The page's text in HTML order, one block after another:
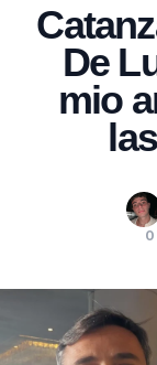
De
mio